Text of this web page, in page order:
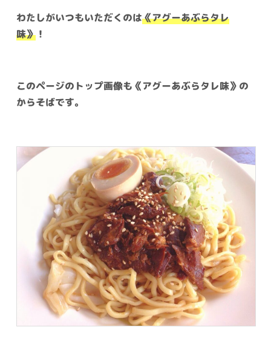
わたしがいつもいただくのは《アグーあぶらタレ
味》 ！
このページのトップ画像も《アグーあぶらタレ味》の
からそばです。